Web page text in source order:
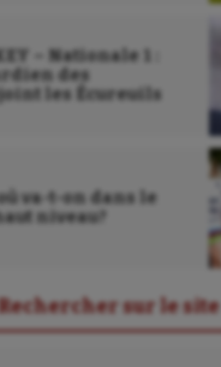
– Nationale 1 :
des
les Écureuils
où va-t-on dans le
niveau?
Rechercher sur le site